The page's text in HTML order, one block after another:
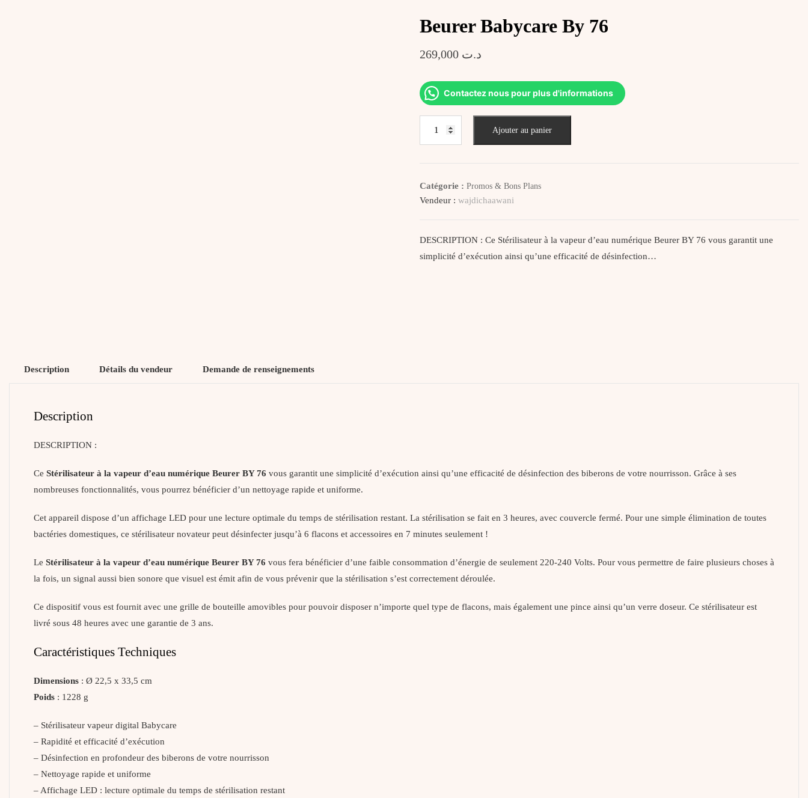
Beurer Babycare By 76
د.ت
Contactez nous pour plus d'informations
Ajouter au panier
Catégorie :Promos & Bons Plans
Vendeur :wajdichaawani
DESCRIPTION : Ce Stérilisateur à la vapeur d’eau numérique Beurer BY 76 vous garantit une
simplicité d’exécution ainsi qu’une efficacité de désinfection…
Description Détails du vendeur Demande de renseignements
Description
DESCRIPTION :
Ce Stérilisateur à la vapeur d’eau numérique Beurer BY 76 vous garantit une simplicité d’exécution ainsi qu’une efficacité de désinfection des biberons de votre nourrisson. Grâce à ses
nombreuses fonctionnalités, vous pourrez bénéficier d’un nettoyage rapide et uniforme.
Cet appareil dispose d’un affichage LED pour une lecture optimale du temps de stérilisation restant. La stérilisation se fait en 3 heures, avec couvercle fermé. Pour une simple élimination de toutes
bactéries domestiques, ce stérilisateur novateur peut désinfecter jusqu’à 6 flacons et accessoires en 7 minutes seulement !
Le Stérilisateur à la vapeur d’eau numérique Beurer BY 76 vous fera bénéficier d’une faible consommation d’énergie de seulement 220-240 Volts. Pour vous permettre de faire plusieurs choses à
la fois, un signal aussi bien sonore que visuel est émit afin de vous prévenir que la stérilisation s’est correctement déroulée.
Ce dispositif vous est fournit avec une grille de bouteille amovibles pour pouvoir disposer n’importe quel type de flacons, mais également une pince ainsi qu’un verre doseur. Ce stérilisateur est
livré sous 48 heures avec une garantie de 3 ans.
Caractéristiques Techniques
Dimensions : Ø 22,5 x 33,5 cm
Poids : 1228 g
– Stérilisateur vapeur digital Babycare
– Rapidité et efficacité d’exécution
– Désinfection en profondeur des biberons de votre nourrisson
– Nettoyage rapide et uniforme
– Affichage LED : lecture optimale du temps de stérilisation restant